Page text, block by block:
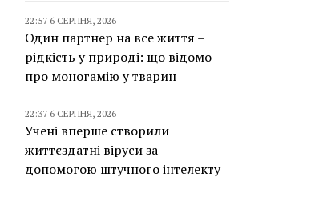
22:57 6 СЕРПНЯ, 2026
Один партнер на все життя –
рідкість у природі: що відомо
про моногамію у тварин
22:37 6 СЕРПНЯ, 2026
Учені вперше створили
життєздатні віруси за
допомогою штучного інтелекту